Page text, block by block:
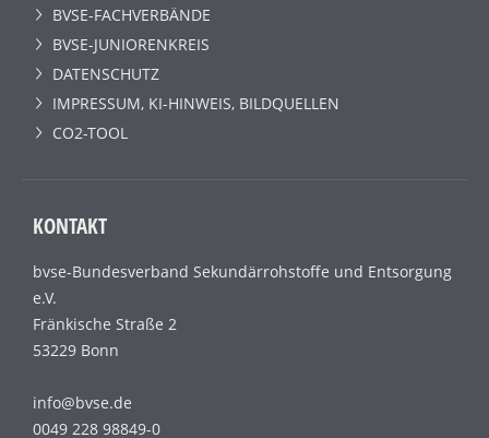
BVSE-FACHVERBÄNDE
BVSE-JUNIORENKREIS
DATENSCHUTZ
IMPRESSUM, KI-HINWEIS, BILDQUELLEN
CO2-TOOL
KONTAKT
bvse-Bundesverband Sekundärrohstoffe und Entsorgung
e.V.
Fränkische Straße 2
53229 Bonn
info@bvse.de
0049 228 98849-0